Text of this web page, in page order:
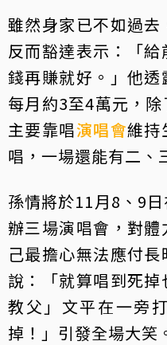
雖然身家已不如過去
反而豁達表示：「給
錢再賺就好。」他透
每月約3至4萬元，
主要靠唱演唱會維持
唱，一場還能有二、
孫情將於11月8、9
辦三場演唱會，對
己最擔心無法應付
說：「就算唱到死
教父」文平在一旁
掉！」引發全場大笑